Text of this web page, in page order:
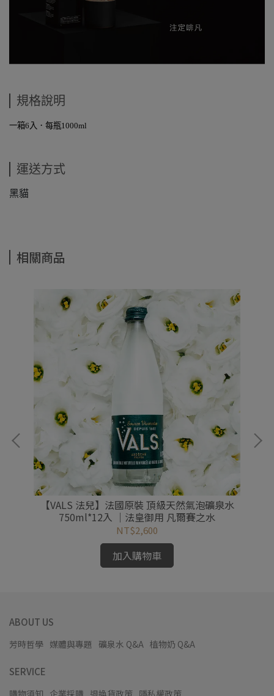
規格說明
一箱6入．每瓶1000ml
運送方式
黑貓
相關商品
【VALS 法兒】法國原裝 頂級天然氣泡礦泉水
750ml*12入 ｜法皇御用 凡爾賽之水
NT$2,600
加入購物車
ABOUT US
芳時哲學 媒體與專題 礦泉水 Q&A 植物奶 Q&A
SERVICE